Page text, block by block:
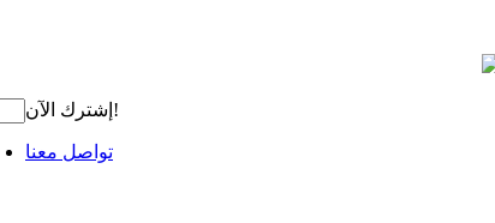
إشترك الآن!
تواصل معنا